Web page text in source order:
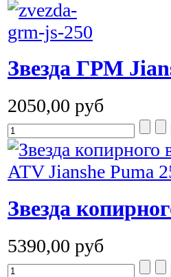
Звезда ГРМ
2050,00 руб
Звезда
5390,00 руб